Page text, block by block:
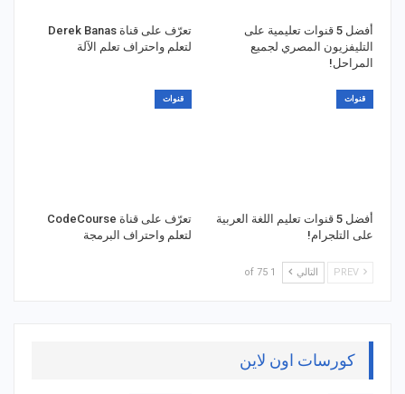
أفضل 5 قنوات تعليمية على
التليفزيون المصري لجميع
المراحل!
تعرّف على قناة Derek Banas
لتعلم واحتراف تعلم الآلة
قنوات
أفضل 5 قنوات تعليم اللغة العربية
على التلجرام!
قنوات
تعرّف على قناة CodeCourse
لتعلم واحتراف البرمجة
التالي 1 of 75
كورسات اون لاين